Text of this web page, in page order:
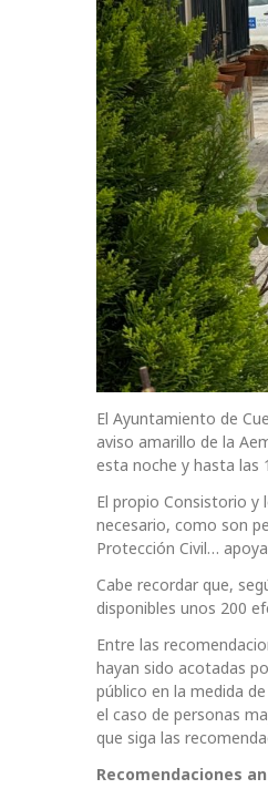
El Ayuntamiento de
aviso amarillo de la
esta noche y hasta las
El propio Consistorio y
necesario, como son
Protección Civil…
Cabe recordar que,
disponibles unos 200
Entre las
hayan sido acotadas
público en la medida
el caso de personas
que siga las
Recomendaciones